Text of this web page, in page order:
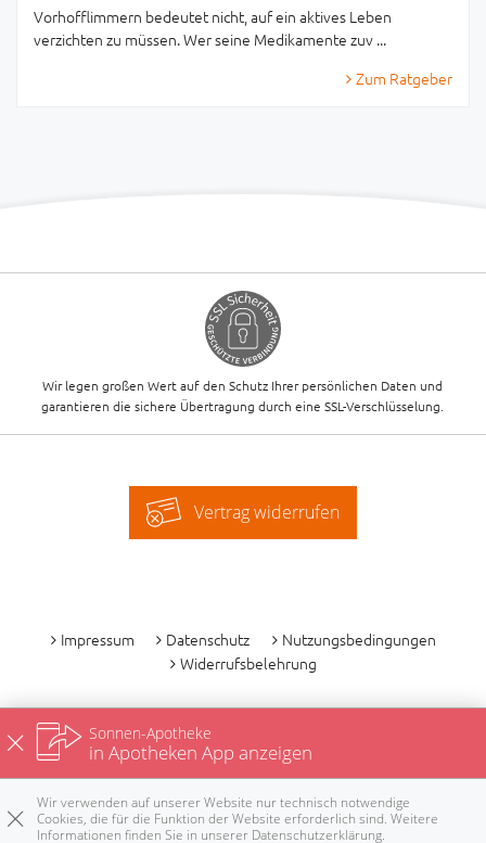
Vorhofflimmern bedeutet nicht, auf ein aktives Leben
verzichten zu müssen. Wer seine Medikamente zuv ...
Zum Ratgeber
Wir legen großen Wert auf den Schutz Ihrer persönlichen Daten und
garantieren die sichere Übertragung durch eine SSL-Verschlüsselung.
Vertrag widerrufen
Impressum Datenschutz
Nutzungsbedingungen
Widerrufsbelehrung
Sonnen-Apotheke
in Apotheken App anzeigen
Wir verwenden auf unserer Website nur technisch notwendige
Cookies, die für die Funktion der Website erforderlich sind. Weitere
Informationen finden Sie in unserer Datenschutzerklärung.